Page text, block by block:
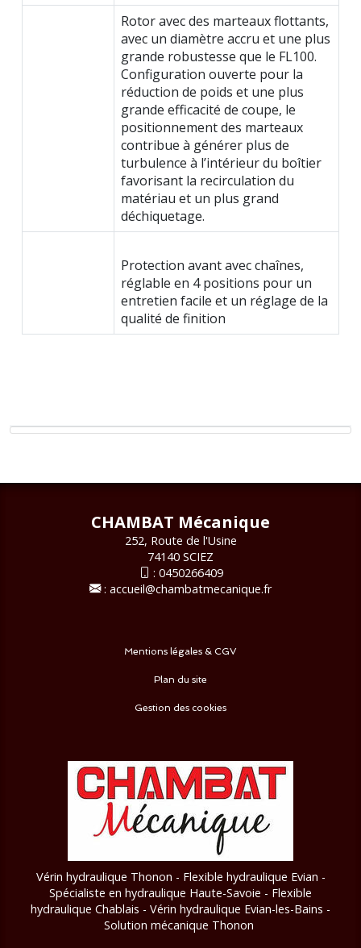
Rotor avec des marteaux flottants,
avec un diamètre accru et une plus
grande robustesse que le FL100.
Configuration ouverte pour la
réduction de poids et une plus
grande efficacité de coupe, le
positionnement des marteaux
contribue à générer plus de
turbulence à l’intérieur du boîtier
favorisant la recirculation du
matériau et un plus grand
déchiquetage.
Protection avant avec chaînes,
réglable en 4 positions pour un
entretien facile et un réglage de la
qualité de finition
CHAMBAT Mécanique
252, Route de l'Usine
74140 SCIEZ
: 0450266409
: accueil@chambatmecanique.fr
Mentions légales & CGV
Plan du site
Gestion des cookies
Vérin hydraulique Thonon - Flexible hydraulique Evian -
Spécialiste en hydraulique Haute-Savoie - Flexible
hydraulique Chablais - Vérin hydraulique Evian-les-Bains -
Solution mécanique Thonon